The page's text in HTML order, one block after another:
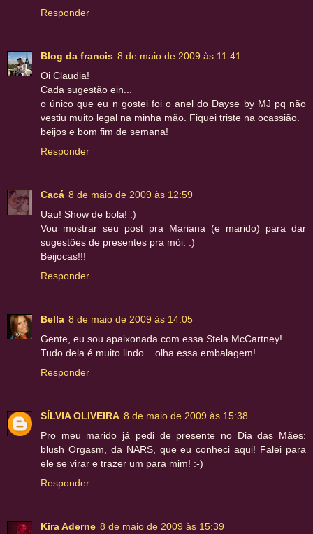
Responder
Blog da francis 8 de maio de 2009 às 11:41
Oi Claudia!
Cada sugestão ein...
o único que eu n gostei foi o anel do Dayse by MJ pq não
vestiu muito legal na minha mão. Fiquei triste na ocassião.
beijos e bom fim de semana!
Responder
Cacá 8 de maio de 2009 às 12:59
Uau! Show de bola! :)
Vou mostrar seu post pra Mariana (e marido) para dar
sugestões de presentes pra mòi. :)
Beijocas!!!
Responder
Bella 8 de maio de 2009 às 14:05
Gente, eu sou apaixonada com essa Stela McCartney!
Tudo dela é muito lindo... olha essa embalagem!
Responder
SÍLVIA OLIVEIRA 8 de maio de 2009 às 15:38
Pro meu marido já pedi de presente no Dia das Mães:
blush Orgasm, da NARS, que eu conheci aqui! Falei para
ele se virar e trazer um para mim! :-)
Responder
Kira Aderne 8 de maio de 2009 às 15:39